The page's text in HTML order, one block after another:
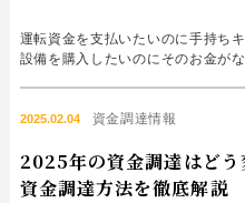
運転資金を支払いたいのに手持ち
設備を購入したいのにそのお金が
まいます。資金繰りを改善して、
2025.02.04 資金調達情報
2025年の資金調達はど
資金調達方法を徹底解説